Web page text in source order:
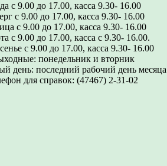
с 9.00 до 17.00, касса 9.30- 16.00
с 9.00 до 17.00, касса 9.30- 16.00
с 9.00 до 17.00, касса 9.30- 16.00
с 9.00 до 17.00, касса с 9.30- 16.00.
с 9.00 до 17.00, касса 9.30- 16.00
понедельник и вторник
день: последний рабочий день месяца
для справок: (47467) 2-31-02